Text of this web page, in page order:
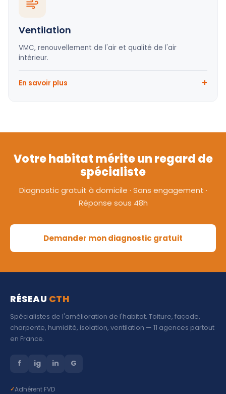
Ventilation
VMC, renouvellement de l'air et qualité de l'air
intérieur.
En savoir plus
Votre habitat mérite un regard de
spécialiste
Diagnostic gratuit à domicile · Sans engagement ·
Réponse sous 48h
Demander mon diagnostic gratuit
RÉSEAU CTH
Spécialistes de l'amélioration de l'habitat. Toiture, façade,
charpente, humidité, isolation, ventilation — 11 agences partout
en France.
f ig in G
Adhérent FVD